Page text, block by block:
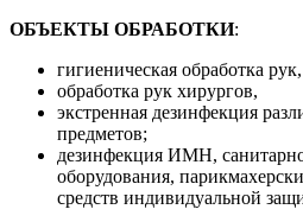
ОБЪЕКТЫ ОБРАБОТКИ:
гигиеническая обработка рук,
обработка рук хирургов,
экстренная дезинфекция
предметов;
дезинфекция ИМН,
оборудования,
средств индивидуальной